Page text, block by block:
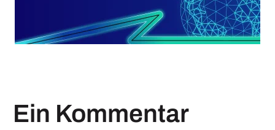
Ein Kommentar